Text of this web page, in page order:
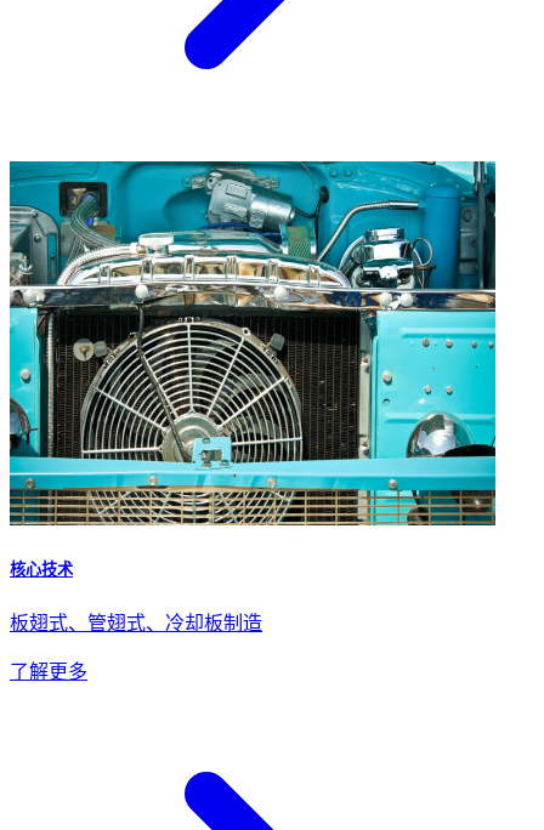
核心技术
板翅式、管翅式、冷却板制造
了解更多